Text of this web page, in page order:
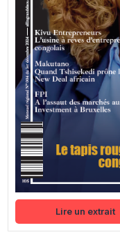
Lire un extrait